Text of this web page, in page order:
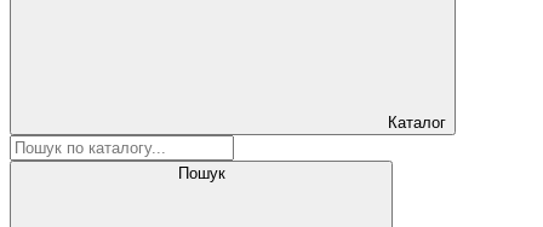
Каталог
Пошук